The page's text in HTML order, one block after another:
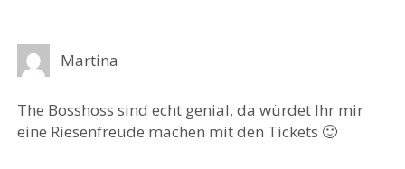
Martina
The Bosshoss sind echt genial, da würdet Ihr mir
eine Riesenfreude machen mit den Tickets 🙂